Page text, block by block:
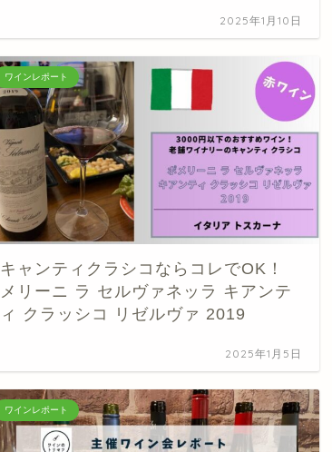
2025年1月10日
ワインレポート
キャンティクラシコならコレでOK！
メリーニ ラ セルヴァネッラ キアンテ
ィ クラッシコ リゼルヴァ 2019
2025年1月5日
ワインレポート